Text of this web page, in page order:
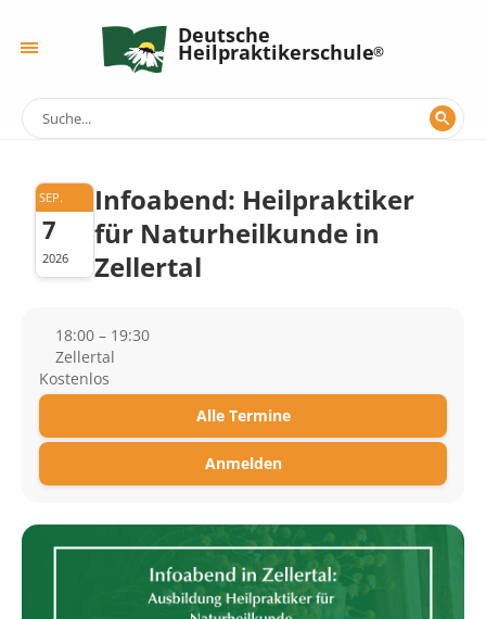
Deutsche
Heilpraktikerschule
SEP.
7
2026
Infoabend: Heilpraktiker
für Naturheilkunde in
Zellertal
18:00 – 19:30
Zellertal
Kostenlos
Alle Termine
Anmelden